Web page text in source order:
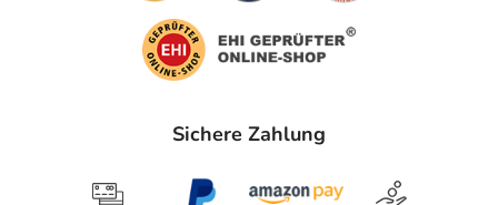
Sichere Zahlung